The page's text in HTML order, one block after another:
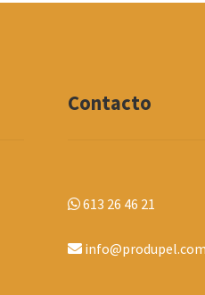
Contacto
613 26 46 21
info@produpel.com